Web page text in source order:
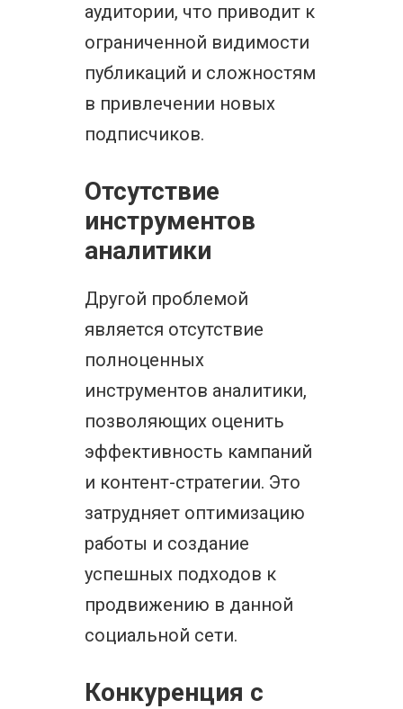
аудитории, что приводит к
ограниченной видимости
публикаций и сложностям
в привлечении новых
подписчиков.
Отсутствие
инструментов
аналитики
Другой проблемой
является отсутствие
полноценных
инструментов аналитики,
позволяющих оценить
эффективность кампаний
и контент-стратегии. Это
затрудняет оптимизацию
работы и создание
успешных подходов к
продвижению в данной
социальной сети.
Конкуренция с